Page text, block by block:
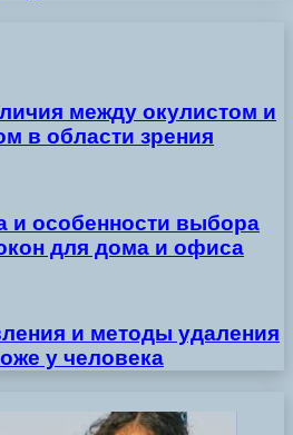
между окулистом и
в области зрения
и особенности выбора
для дома и офиса
и методы удаления
у человека